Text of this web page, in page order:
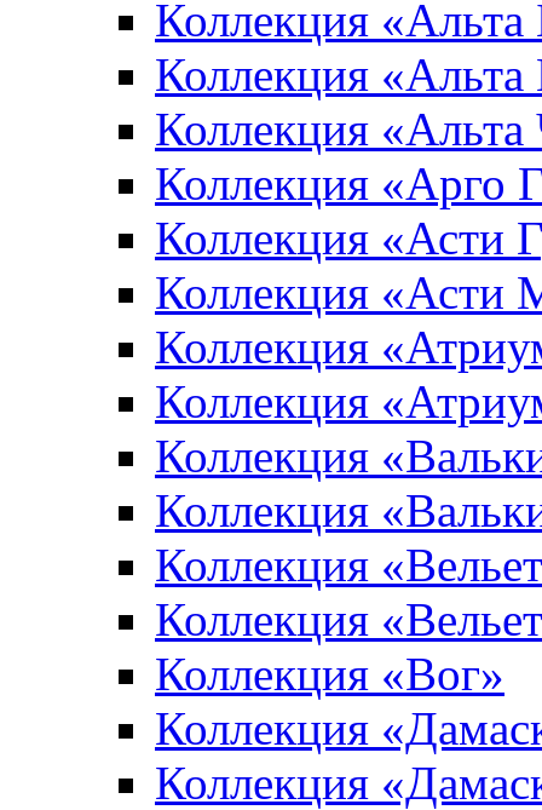
Коллекция «Альта
Коллекция
Коллекция «Альта
Коллекция «Арго
Коллекция «Асти
Коллекция «Асти
Коллекция
Коллекция
Коллекция
Коллекция
Коллекция
Коллекция
Коллекция «Вог»
Коллекция
Коллекция